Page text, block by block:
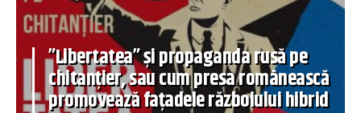
”Libertatea” și propaganda rusă pe
chitanțier, sau cum presa românească
promovează fațadele războiului hibrid